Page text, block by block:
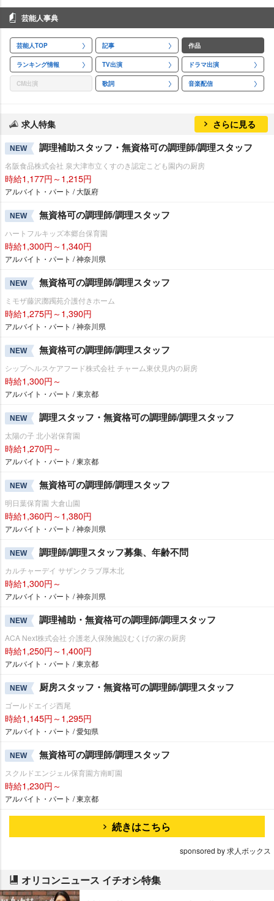
芸能人事典
芸能人TOP 記事 作品
ランキング情報 TV出演 ドラマ出演
CM出演 歌詞 音楽配信
求人特集 さらに見る
NEW 調理補助スタッフ・無資格可の調理師/調理スタッフ
名阪食品株式会社 泉大津市立くすのき認定こども園内の厨房
時給1,177円～1,215円
アルバイト・パート / 大阪府
NEW 無資格可の調理師/調理スタッフ
ハートフルキッズ本郷台保育園
時給1,300円～1,340円
アルバイト・パート / 神奈川県
NEW 無資格可の調理師/調理スタッフ
ミモザ藤沢躑躅苑介護付きホーム
時給1,275円～1,390円
アルバイト・パート / 神奈川県
NEW 無資格可の調理師/調理スタッフ
シップヘルスケアフード株式会社 チャーム東伏見内の厨房
時給1,300円～
アルバイト・パート / 東京都
NEW 調理スタッフ・無資格可の調理師/調理スタッフ
太陽の子 北小岩保育園
時給1,270円～
アルバイト・パート / 東京都
NEW 無資格可の調理師/調理スタッフ
明日葉保育園 大倉山園
時給1,360円～1,380円
アルバイト・パート / 神奈川県
NEW 調理師/調理スタッフ募集、年齢不問
カルチャーデイ サザンクラブ厚木北
時給1,300円～
アルバイト・パート / 神奈川県
NEW 調理補助・無資格可の調理師/調理スタッフ
ACA Next株式会社 介護老人保険施設むくげの家の厨房
時給1,250円～1,400円
アルバイト・パート / 東京都
NEW 厨房スタッフ・無資格可の調理師/調理スタッフ
ゴールドエイジ西尾
時給1,145円～1,295円
アルバイト・パート / 愛知県
NEW 無資格可の調理師/調理スタッフ
スクルドエンジェル保育園方南町園
時給1,230円～
アルバイト・パート / 東京都
続きはこちら
sponsored by 求人ボックス
オリコンニュース イチオシ特集